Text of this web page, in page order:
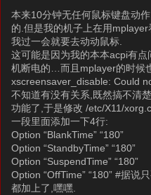
本来10分钟无任何鼠标键盘动
的.但是我的机子上在用
我过一会就要去动动鼠标.
这可能是因为我的本本acpi有
机断电的…而且mplayer的时候
xscreensaver_disable: Could
不知道有没有关系,既然搞不清
功能了,于是修改 /etc/X11/
一段里面添加一下4行:
Option “BlankTime” “180”
Option “StandbyTime” “180”
Option “SuspendTime” “180”
Option “OffTime” “180” #据说
都加上了,嘿嘿.